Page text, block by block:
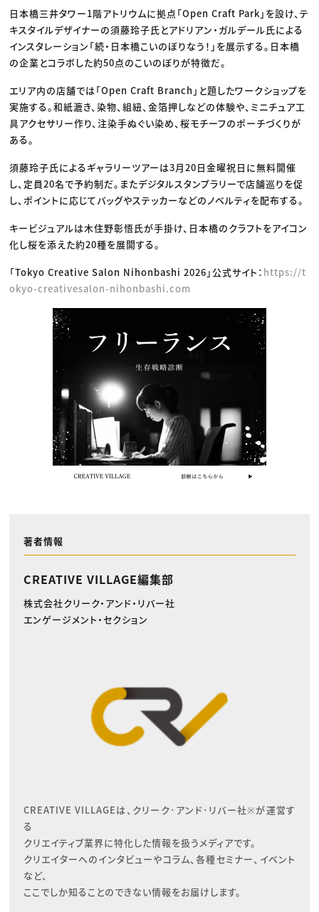
日本橋三井タワー1階アトリウムに拠点「Open Craft Park」を設け、テ
キスタイルデザイナーの須藤玲子氏とアドリアン・ガルデール氏による
インスタレーション「続・日本橋こいのぼりなう！」を展示する。日本橋
の企業とコラボした約50点のこいのぼりが特徴だ。
エリア内の店舗では「Open Craft Branch」と題したワークショップを
実施する。和紙漉き、染物、組紐、金箔押しなどの体験や、ミニチュア工
具アクセサリー作り、注染手ぬぐい染め、桜モチーフのポーチづくりが
ある。
須藤玲子氏によるギャラリーツアーは3月20日金曜祝日に無料開催
し、定員20名で予約制だ。またデジタルスタンプラリーで店舗巡りを促
し、ポイントに応じてバッグやステッカーなどのノベルティを配布する。
キービジュアルは木住野彰悟氏が手掛け、日本橋のクラフトをアイコン
化し桜を添えた約20種を展開する。
「Tokyo Creative Salon Nihonbashi 2026」公式サイト： https://t
okyo-creativesalon-nihonbashi.com
著者情報
CREATIVE VILLAGE編集部
株式会社クリーク・アンド・リバー社
エンゲージメント・セクション
CREATIVE VILLAGEは、クリーク･アンド･リバー社※が運営す
る
クリエイティブ業界に特化した情報を扱うメディアです。
クリエイターへのインタビューやコラム、各種セミナー、イベント
など、
ここでしか知ることのできない情報をお届けします。